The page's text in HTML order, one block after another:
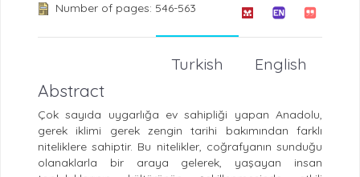
Number of pages: 546-563
English
Turkish
Abstract
Çok sayıda uygarlığa ev sahipliği yapan Anadolu,
gerek iklimi gerek zengin tarihi bakımından farklı
niteliklere sahiptir. Bu nitelikler, coğrafyanın sunduğu
olanaklarla bir araya gelerek, yaşayan insan